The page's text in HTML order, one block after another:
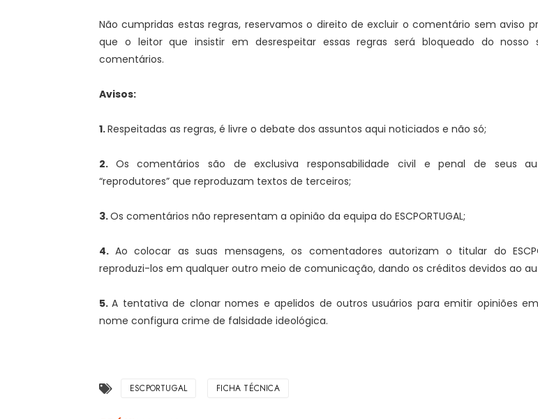
Não cumpridas estas regras, reservamos o direito de excluir o comentário sem aviso
que o leitor que insistir em desrespeitar essas regras será bloqueado do nosso
comentários.
Avisos:
1.Respeitadas as regras, é livre o debate dos assuntos aqui noticiados e não só;
2. Os comentários são de exclusiva responsabilidade civil e penal de seus
“reprodutores” que reproduzam textos de terceiros;
3.Os comentários não representam a opinião da equipa do ESCPORTUGAL;
4. Ao colocar as suas mensagens, os comentadores autorizam o titular do
reproduzi-los em qualquer outro meio de comunicação, dando os créditos devidos ao
5.A tentativa de clonar nomes e apelidos de outros usuários para emitir opiniões
nome configura crime de falsidade ideológica.
ESCPORTUGAL FICHA TÉCNICA